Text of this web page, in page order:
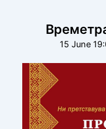
15 June